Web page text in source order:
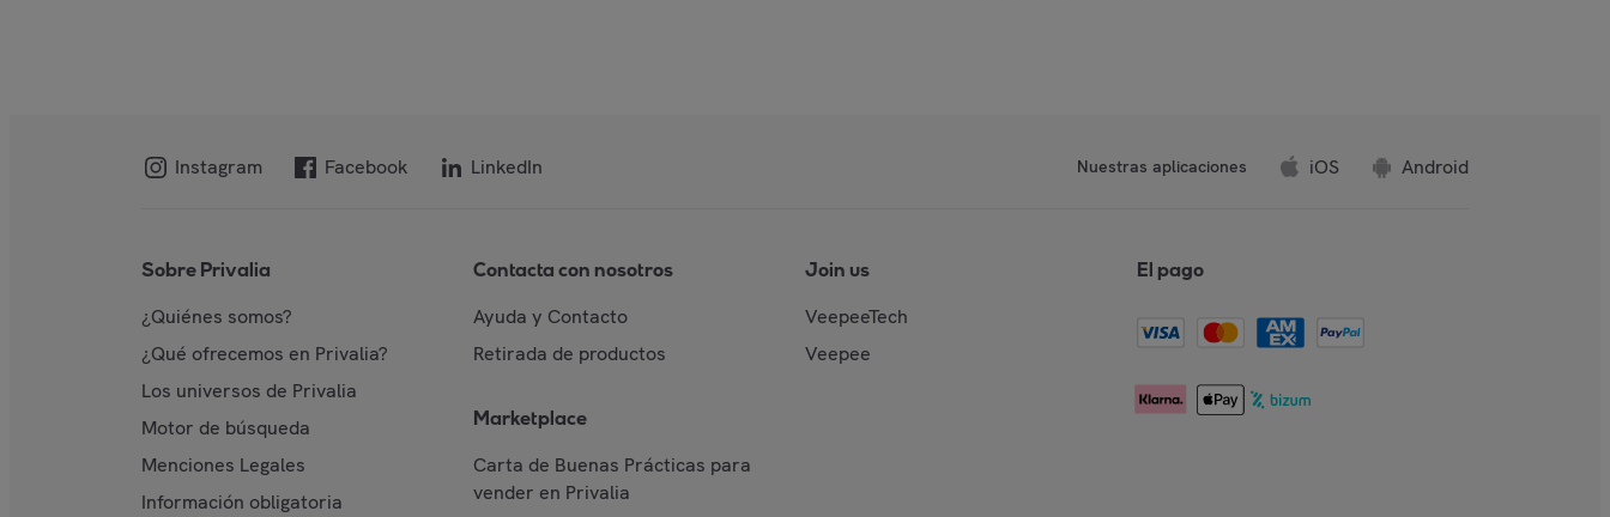
Instagram Facebook LinkedIn Nuestras aplicaciones iOS Android
Sobre Privalia
¿Quiénes somos?
¿Qué ofrecemos en Privalia?
Los universos de Privalia
Motor de búsqueda
Menciones Legales
Información obligatoria
Contacta con nosotros
Ayuda y Contacto
Retirada de productos
Marketplace
Carta de Buenas Prácticas para
vender en Privalia
Join us
VeepeeTech
Veepee
El pago